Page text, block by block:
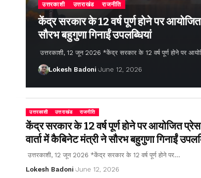
उत्तरकाशी उत्तराखंड राजनीति
केंद्र सरकार के 12 वर्ष पूर्ण होने पर
सौरभ बहुगुणा गिनाईं उपलब्धियां
उत्तरकाशी, 12 जून 2026 *केंद्र सरकार के 12 वर्ष पूर्ण होने पर
Lokesh Badoni June 12, 2026
उत्तरकाशी उत्तराखंड राजनीति
केंद्र सरकार के 12 वर्ष पूर्ण होने पर आयोजित प्रेस
वार्ता में कैबिनेट मंत्री ने सौरभ बहुगुणा गिनाईं
उत्तरकाशी, 12 जून 2026 *केंद्र सरकार के 12 वर्ष पूर्ण होने पर…
Lokesh Badoni June 12, 2026